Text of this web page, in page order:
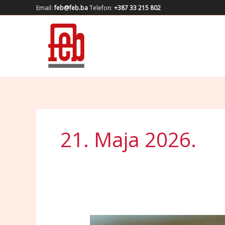
to
Email:feb@feb.baTelefon: +387 33 215 802
21. Maja 2026.
Saopćenje